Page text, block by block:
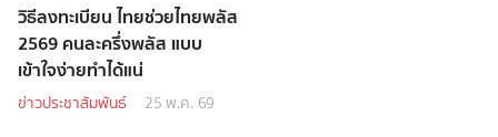
วิธีลงทะเบียน ไทยช่วยไทยพลัส
2569 คนละครึ่งพลัส แบบ
เข้าใจง่ายทำได้แน่
ข่าวประชาสัมพันธ์ 25 พ.ค. 69